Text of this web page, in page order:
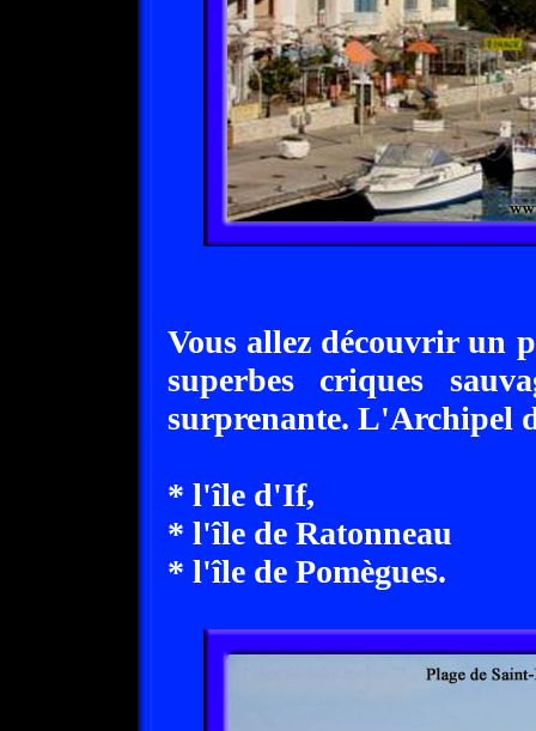
Vous allez découvrir un
superbes criques
surprenante. L'Archipel
* l'île d'If,
* l'île de Ratonneau
* l'île de Pomègues.